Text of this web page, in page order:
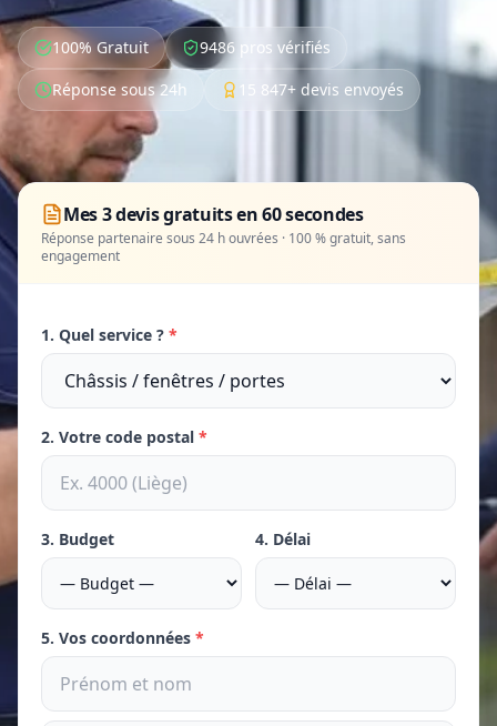
100% Gratuit
9486 pros vérifiés
Réponse sous 24h
15 847+ devis envoyés
Mes 3 devis gratuits en 60 secondes
Réponse partenaire sous 24 h ouvrées · 100 % gratuit, sans
engagement
1. Quel service ? *
2. Votre code postal *
3. Budget 4. Délai
5. Vos coordonnées *